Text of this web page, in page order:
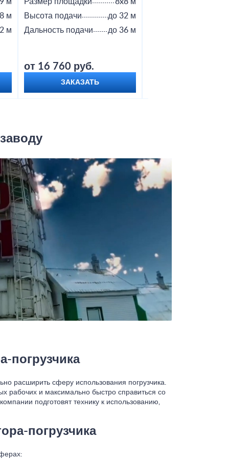
м
м
Высота подачи
до 32 м
Дальность подачи
до 36 м
от 16 760 руб.
ЗАКАЗАТЬ
погрузчика
расширить сферу использования погрузчика.
рабочих и максимально быстро справиться со
подготовят технику к использованию,
погрузчика